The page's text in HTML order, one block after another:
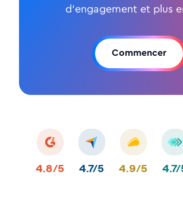
d'engagement et plus
Commencer
4.8/5 4.7/5 4.9/5